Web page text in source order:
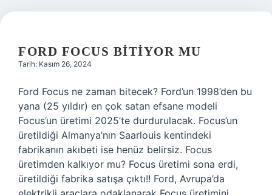
FORD FOCUS BITIYOR MU
Tarih: Kasım 26, 2024
Ford Focus ne zaman bitecek? Ford’un 1998’den bu
yana (25 yıldır) en çok satan efsane modeli
Focus’un üretimi 2025’te durdurulacak. Focus’un
üretildiği Almanya’nın Saarlouis kentindeki
fabrikanın akıbeti ise henüz belirsiz. Focus
üretimden kalkıyor mu? Focus üretimi sona erdi,
üretildiği fabrika satışa çıktı!!️ Ford, Avrupa’da